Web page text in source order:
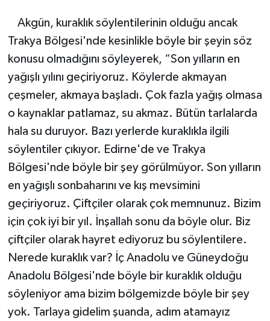
Akgün, kuraklık söylentilerinin olduğu ancak
Trakya Bölgesi'nde kesinlikle böyle bir şeyin söz
konusu olmadığını söyleyerek, “Son yılların en
yağışlı yılını geçiriyoruz. Köylerde akmayan
çeşmeler, akmaya başladı. Çok fazla yağış olmasa
o kaynaklar patlamaz, su akmaz. Bütün tarlalarda
hala su duruyor. Bazı yerlerde kuraklıkla ilgili
söylentiler çıkıyor. Edirne'de ve Trakya
Bölgesi'nde böyle bir şey görülmüyor. Son yılların
en yağışlı sonbaharını ve kış mevsimini
geçiriyoruz. Çiftçiler olarak çok memnunuz. Bizim
için çok iyi bir yıl. İnşallah sonu da böyle olur. Biz
çiftçiler olarak hayret ediyoruz bu söylentilere.
Nerede kuraklık var? İç Anadolu ve Güneydoğu
Anadolu Bölgesi'nde böyle bir kuraklık olduğu
söyleniyor ama bizim bölgemizde böyle bir şey
yok. Tarlaya gidelim şuanda, adım atamayız